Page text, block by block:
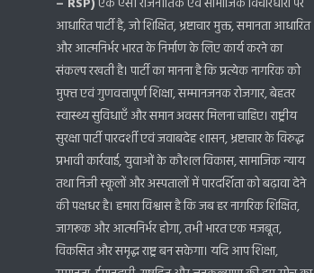
आधारित पार्टी है, जो शिक्षित, भ्रष्टाचार मुक्त, समानता आधारित
और आत्मनिर्भर भारत के निर्माण के लिए कार्य करने का
संकल्प रखती है। पार्टी का मानना है कि प्रत्येक नागरिक को
मुफ्त एवं गुणवत्तापूर्ण शिक्षा, सम्मानजनक रोजगार, बेहतर
स्वास्थ्य सुविधाएँ और समान अवसर मिलना चाहिए। राष्ट्रीय
सुरक्षा पार्टी पारदर्शी एवं जवाबदेह शासन, भ्रष्टाचार के विरुद्ध
प्रभावी कार्रवाई, युवाओं के कौशल विकास, सामाजिक न्याय
तथा निजी स्कूलों और अस्पतालों में पारदर्शिता को बढ़ावा देने
की पक्षधर है। हमारा विश्वास है कि जब हर नागरिक शिक्षित,
जागरूक और आत्मनिर्भर होगा, तभी भारत एक मजबूत,
विकसित और समृद्ध राष्ट्र बन सकेगा। यदि आप शिक्षा,